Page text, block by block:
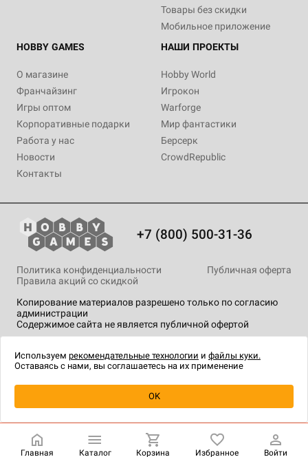
Товары без скидки
Мобильное приложение
HOBBY GAMES
О магазине
Франчайзинг
Игры оптом
Корпоративные подарки
Работа у нас
Новости
Контакты
НАШИ ПРОЕКТЫ
Hobby World
Игрокон
Warforge
Мир фантастики
Берсерк
CrowdRepublic
+7 (800) 500-31-36
Копирование материалов разрешено только по согласию
администрации
Содержимое сайта не является публичной офертой
Политика конфиденциальности
Публичная оферта
Правила акций со скидкой
технологии.
Главная Каталог Корзина Избранное Войти
Используем рекомендательные технологии и файлы куки.
Оставаясь с нами, вы соглашаетесь на их применение
OK